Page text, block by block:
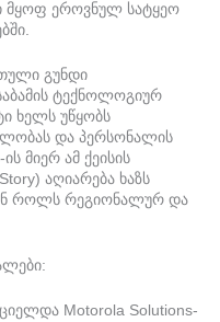
მყოფ ეროვნულ სატყეო
გუნდი
ტექნოლოგიურ
ხელს უწყობს
და პერსონალის
მიერ ამ ქეისის
აღიარება ხაზს
როლს რეგიონალურ და
Motorola Solutions-